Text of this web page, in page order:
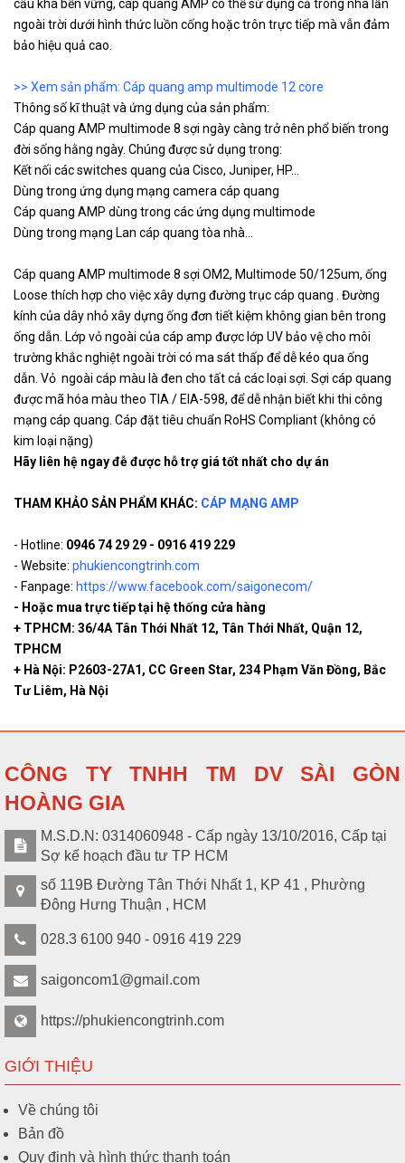
cấu khá bền vững, cáp quang AMP có thể sử dụng cả trong nhà lẫn
ngoài trời dưới hình thức luồn cống hoặc trôn trực tiếp mà vẫn đảm
bảo hiệu quả cao.
>> Xem sản phẩm: Cáp quang amp multimode 12 core
Thông số kĩ thuật và ứng dụng của sản phẩm:
Cáp quang AMP multimode 8 sợi ngày càng trở nên phổ biến trong
đời sống hằng ngày. Chúng được sử dụng trong:
Kết nối các switches quang của Cisco, Juniper, HP…
Dùng trong ứng dụng mạng camera cáp quang
Cáp quang AMP dùng trong các ứng dụng multimode
Dùng trong mạng Lan cáp quang tòa nhà...
Cáp quang AMP multimode 8 sợi OM2, Multimode 50/125um, ống
Loose thích hợp cho việc xây dựng đường trục cáp quang . Đường
kính của dây nhỏ xây dựng ống đơn tiết kiệm không gian bên trong
ống dẫn. Lớp vỏ ngoài của cáp amp được lớp UV bảo vệ cho môi
trường khắc nghiệt ngoài trời có ma sát thấp để dễ kéo qua ống
dẫn. Vỏ ngoài cáp màu là đen cho tất cả các loại sợi. Sợi cáp quang
được mã hóa màu theo TIA / EIA-598, để dễ nhận biết khi thi công
mạng cáp quang. Cáp đặt tiêu chuẩn RoHS Compliant (không có
kim loại nặng)
Hãy liên hệ ngay đễ được hỗ trợ giá tốt nhất cho dự án
THAM KHẢO SẢN PHẨM KHÁC: CÁP MẠNG AMP
- Hotline: 0946 74 29 29 - 0916 419 229
- Website: phukiencongtrinh.com
- Fanpage: https://www.facebook.com/saigonecom/
- Hoặc mua trực tiếp tại hệ thống cửa hàng
+ TPHCM: 36/4A Tân Thới Nhất 12, Tân Thới Nhất, Quận 12,
TPHCM
+ Hà Nội: P2603-27A1, CC Green Star, 234 Phạm Văn Đồng, Bắc
Tư Liêm, Hà Nội
CÔNG TY TNHH TM DV SÀI GÒN
HOÀNG GIA
M.S.D.N: 0314060948 - Cấp ngày 13/10/2016, Cấp tại
Sợ kế hoạch đầu tư TP HCM
số 119B Đường Tân Thới Nhất 1, KP 41 , Phường
Đông Hưng Thuận , HCM
028.3 6100 940 - 0916 419 229
saigoncom1@gmail.com
https://phukiencongtrinh.com
GIỚI THIỆU
Về chúng tôi
Bản đồ
Quy định và hình thức thanh toán